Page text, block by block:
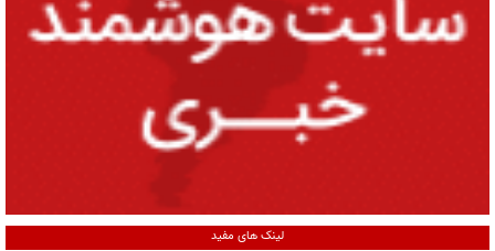
لینک های مفید